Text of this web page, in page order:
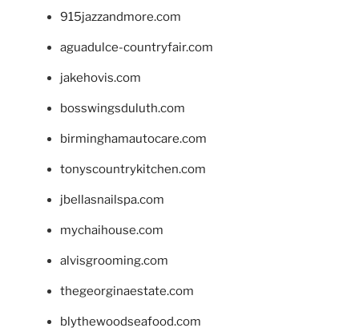
915jazzandmore.com
aguadulce-countryfair.com
jakehovis.com
bosswingsduluth.com
birminghamautocare.com
tonyscountrykitchen.com
jbellasnailspa.com
mychaihouse.com
alvisgrooming.com
thegeorginaestate.com
blythewoodseafood.com